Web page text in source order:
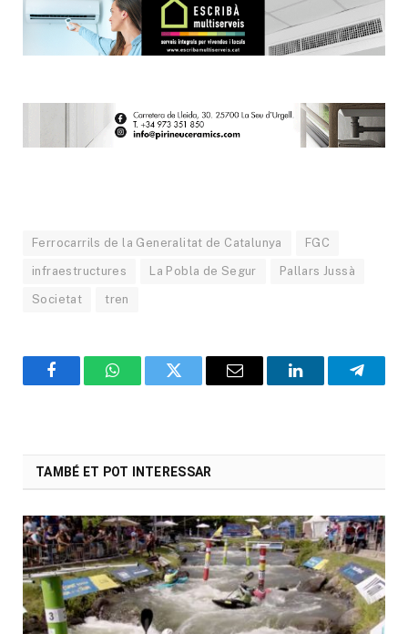
Ferrocarrils de la Generalitat de Catalunya FGC
infraestructures La Pobla de Segur Pallars Jussà
Societat tren
FacebookWhatsAppTwitter Email LinkedIn
TAMBÉ ET POT INTERESSAR